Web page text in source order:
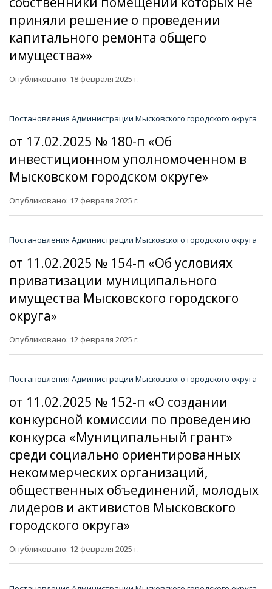
приняли решение о проведении
капитального ремонта общего
имущества»»
Опубликовано: 18 февраля 2025 г.
Постановления Администрации Мысковского городского округа
от 17.02.2025 № 180-п «Об
инвестиционном уполномоченном в
Мысковском городском округе»
Опубликовано: 17 февраля 2025 г.
Постановления Администрации Мысковского городского округа
от 11.02.2025 № 154-п «Об условиях
приватизации муниципального
имущества Мысковского городского
округа»
Опубликовано: 12 февраля 2025 г.
Постановления Администрации Мысковского городского округа
от 11.02.2025 № 152-п «О создании
конкурсной комиссии по проведению
конкурса «Муниципальный грант»
среди социально ориентированных
некоммерческих организаций,
общественных объединений, молодых
лидеров и активистов Мысковского
городского округа»
Опубликовано: 12 февраля 2025 г.